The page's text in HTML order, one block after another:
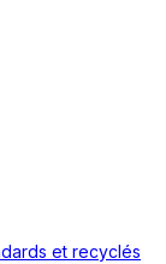
et recyclés